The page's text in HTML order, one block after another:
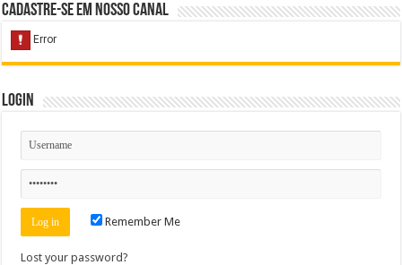
Cadastre-se em nosso Canal
Login
Remember Me
Lost your password?